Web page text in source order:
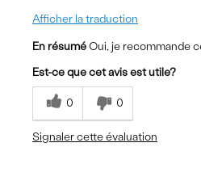
Afficher la traduction
En résumé Oui, je recommande
Est-ce que cet avis est utile?
0 0
Signaler cette évaluation